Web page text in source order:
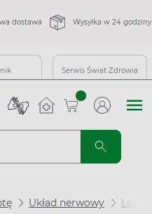
dostawa Wysyłka w 24 godziny
Serwis Świat Zdrowia
sztuk
Układ nerwowy Leki